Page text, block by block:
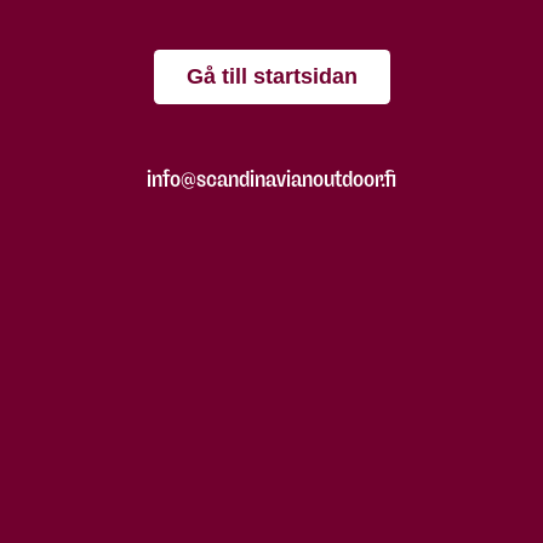
Gå till startsidan
info@scandinavianoutdoor.fi